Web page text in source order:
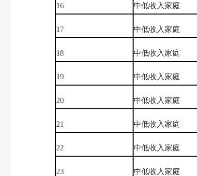
16 中低收入家庭
17 中低收入家庭
18 中低收入家庭
19 中低收入家庭
20 中低收入家庭
21 中低收入家庭
22 中低收入家庭
23 中低收入家庭